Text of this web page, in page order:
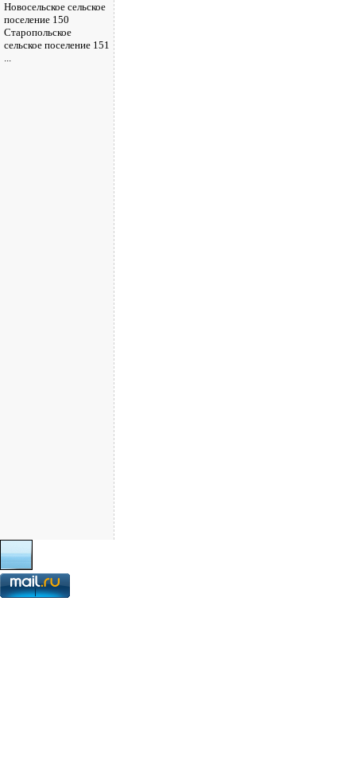
Новосельское сельское
поселение 150
Старопольское
сельское поселение 151
...